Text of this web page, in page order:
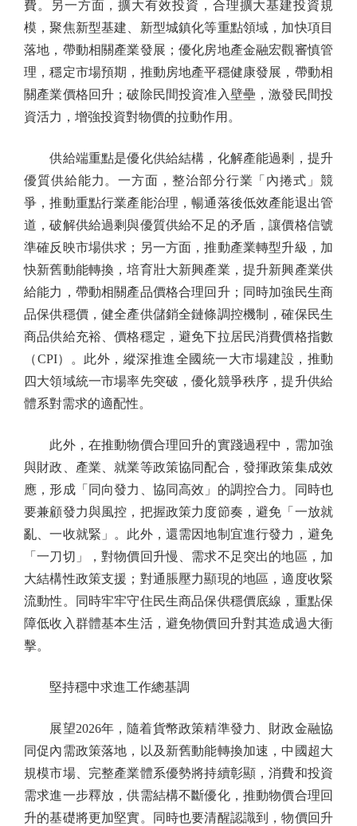
費。另一方面，擴大有效投資，合理擴大基建投資規
模，聚焦新型基建、新型城鎮化等重點領域，加快項目
落地，帶動相關產業發展；優化房地產金融宏觀審慎管
理，穩定市場預期，推動房地產平穩健康發展，帶動相
關產業價格回升；破除民間投資准入壁壘，激發民間投
資活力，增強投資對物價的拉動作用。
供給端重點是優化供給結構，化解產能過剩，提升
優質供給能力。一方面，整治部分行業「內捲式」競
爭，推動重點行業產能治理，暢通落後低效產能退出管
道，破解供給過剩與優質供給不足的矛盾，讓價格信號
準確反映市場供求；另一方面，推動產業轉型升級，加
快新舊動能轉換，培育壯大新興產業，提升新興產業供
給能力，帶動相關產品價格合理回升；同時加強民生商
品保供穩價，健全產供儲銷全鏈條調控機制，確保民生
商品供給充裕、價格穩定，避免下拉居民消費價格指數
（CPI）。此外，縱深推進全國統一大市場建設，推動
四大領域統一市場率先突破，優化競爭秩序，提升供給
體系對需求的適配性。
此外，在推動物價合理回升的實踐過程中，需加強
與財政、產業、就業等政策協同配合，發揮政策集成效
應，形成「同向發力、協同高效」的調控合力。同時也
要兼顧發力與風控，把握政策力度節奏，避免「一放就
亂、一收就緊」。此外，還需因地制宜進行發力，避免
「一刀切」，對物價回升慢、需求不足突出的地區，加
大結構性政策支援；對通脹壓力顯現的地區，適度收緊
流動性。同時牢牢守住民生商品保供穩價底線，重點保
障低收入群體基本生活，避免物價回升對其造成過大衝
擊。
堅持穩中求進工作總基調
展望2026年，隨着貨幣政策精準發力、財政金融協
同促內需政策落地，以及新舊動能轉換加速，中國超大
規模市場、完整產業體系優勢將持續彰顯，消費和投資
需求進一步釋放，供需結構不斷優化，推動物價合理回
升的基礎將更加堅實。同時也要清醒認識到，物價回升